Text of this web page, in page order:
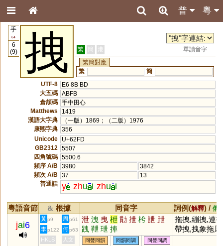
粵
普
手
64
6
(9)
拽 繁 簡 港
單讀音字
繁簡對應
繁
簡
UTF-8
E6 8B BD
大五碼 ABFB
倉頡碼 手中田心
Matthews
1419
漢語大字典
（一版）1869；（二版）1976
康熙字典 356
Unicode
U+62FD
GB2312
5507
四角號碼 5500.6
頻序 A/B
3980
3842
頻次 A/B
37
13
普通話 y zhu i zhu i
粵語音節 & 根據 同音字 詞例(解釋) / 備
jai6
黃 p9 周 p61 泄 洩 曳 枻 勩 抴 枍 詍 跇
跩 靾 玴 捙
拖拽,繃拽,連拖
帶拽,拽象拖犀
李 p122 何 p63
HKLS 人文 同聲同韻 同韻同調 同聲同調